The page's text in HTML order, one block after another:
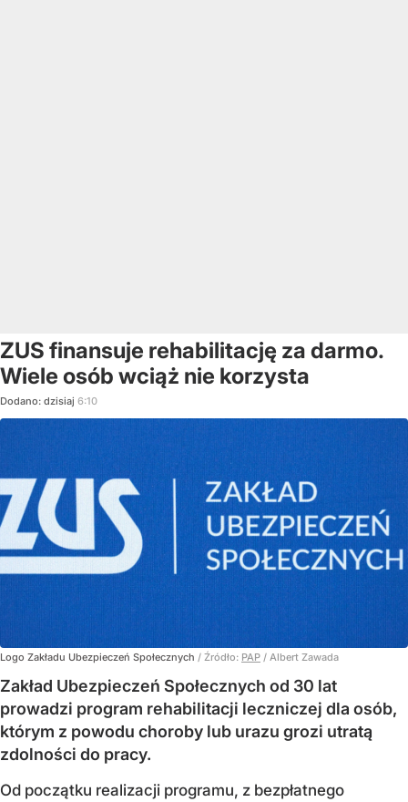
ZUS finansuje rehabilitację za darmo.
Wiele osób wciąż nie korzysta
Dodano: dzisiaj 6:10
Logo Zakładu Ubezpieczeń Społecznych / Źródło: PAP / Albert Zawada
Zakład Ubezpieczeń Społecznych od 30 lat
prowadzi program rehabilitacji leczniczej dla osób,
którym z powodu choroby lub urazu grozi utratą
zdolności do pracy.
Od początku realizacji programu, z bezpłatnego